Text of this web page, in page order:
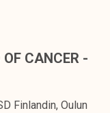
CANCER -
Finlandin, Oulun